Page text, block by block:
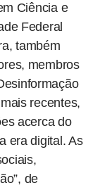
Ciência e
Federal
também
membros
recentes,
acerca do
era digital. As
de